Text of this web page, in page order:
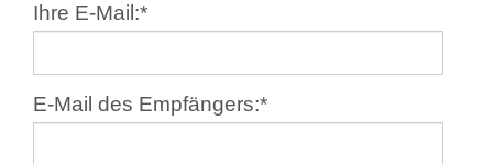
Ihre E-Mail:*
E-Mail des Empfängers:*